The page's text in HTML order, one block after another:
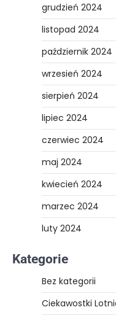
grudzień 2024
listopad 2024
październik 2024
wrzesień 2024
sierpień 2024
lipiec 2024
czerwiec 2024
maj 2024
kwiecień 2024
marzec 2024
luty 2024
Kategorie
Bez kategorii
Ciekawostki